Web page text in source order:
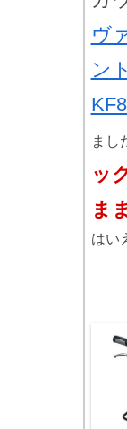
ヴ
ン
まし
ッ
まま
はい